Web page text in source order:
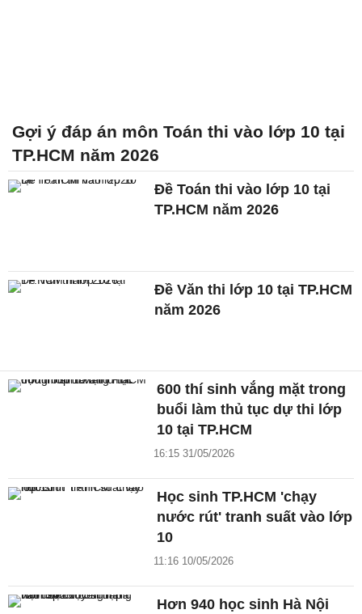
Gợi ý đáp án môn Toán thi vào lớp 10 tại
TP.HCM năm 2026
Đề Toán thi vào lớp 10 tại
TP.HCM năm 2026
Đề Văn thi lớp 10 tại TP.HCM
năm 2026
600 thí sinh vắng mặt trong
buổi làm thủ tục dự thi lớp
10 tại TP.HCM
16:15 31/05/2026
Học sinh TP.HCM 'chạy
nước rút' tranh suất vào lớp
10
11:16 10/05/2026
Hơn 940 học sinh Hà Nội